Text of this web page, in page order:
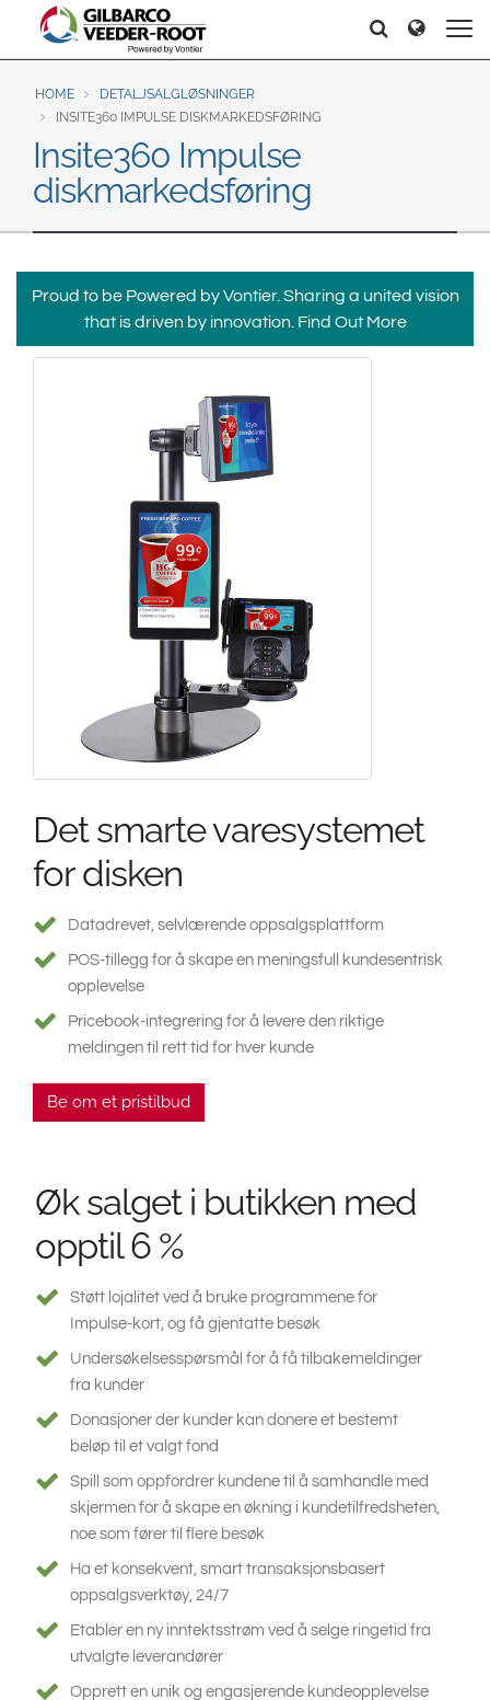
North America
United States
Canada
Latin America
Español English
Brazil
Português
Mexico
Europe & CIS
English
Dansk
Français
Magyar
Română
Srpski
Suomi
Middle East and Africa
Asia Pacific
Søker Søker
HOME
DETALJSALGLØSNINGER
INSITE360 IMPULSE DISKMARKEDSFØRING
Insite360 Impulse
diskmarkedsføring
Proud to be Powered by Vontier. Sharing a united vision
that is driven by innovation. Find Out More
Det smarte varesystemet
for disken
Datadrevet, selvlærende oppsalgsplattform
POS-tillegg for å skape en meningsfull kundesentrisk
opplevelse
Pricebook-integrering for å levere den riktige
meldingen til rett tid for hver kunde
Be om et pristilbud
Øk salget i butikken med
opptil 6 %
Støtt lojalitet ved å bruke programmene for
Impulse-kort, og få gjentatte besøk
Undersøkelsesspørsmål for å få tilbakemeldinger
fra kunder
Donasjoner der kunder kan donere et bestemt
beløp til et valgt fond
Spill som oppfordrer kundene til å samhandle med
skjermen for å skape en økning i kundetilfredsheten,
noe som fører til flere besøk
Ha et konsekvent, smart transaksjonsbasert
oppsalgsverktøy, 24/7
Etabler en ny inntektsstrøm ved å selge ringetid fra
utvalgte leverandører
Opprett en unik og engasjerende kundeopplevelse